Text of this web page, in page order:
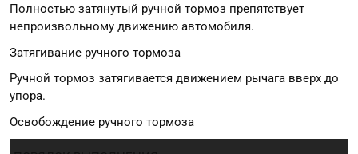
Полностью затянутый ручной тормоз препятствует
непроизвольному движению автомобиля.
Затягивание ручного тормоза
Ручной тормоз затягивается движением рычага вверх до
упора.
Освобождение ручного тормоза